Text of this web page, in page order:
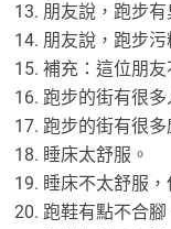
朋友說，跑步有
朋友說，跑步污
補充：這位朋友
跑步的街有很多
跑步的街有很多
睡床太舒服。
睡床不太舒服
跑鞋有點不合腳